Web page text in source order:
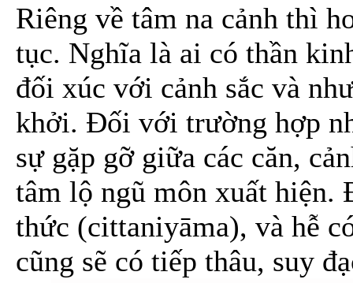
Riêng về tâm na cảnh thì
tục. Nghĩa là ai có thần
đối xúc với cảnh sắc và
khởi. Đối với trường hợp
sự gặp gỡ giữa các căn,
tâm lộ ngũ môn xuất hiện.
thức (cittaniyāma), và hễ
cũng sẽ có tiếp thâu, suy